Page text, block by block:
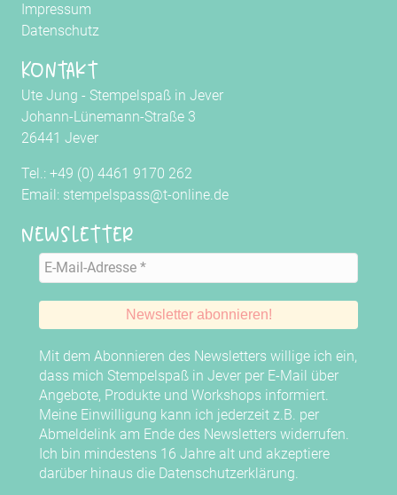
Impressum
Datenschutz
Kontakt
Ute Jung - Stempelspaß in Jever
Johann-Lünemann-Straße 3
26441 Jever
Tel.: +49 (0) 4461 9170 262
Email: stempelspass@t-online.de
Newsletter
Mit dem Abonnieren des Newsletters willige ich ein,
dass mich Stempelspaß in Jever per E-Mail über
Angebote, Produkte und Workshops informiert.
Meine Einwilligung kann ich jederzeit z.B. per
Abmeldelink am Ende des Newsletters widerrufen.
Ich bin mindestens 16 Jahre alt und akzeptiere
darüber hinaus die Datenschutzerklärung.